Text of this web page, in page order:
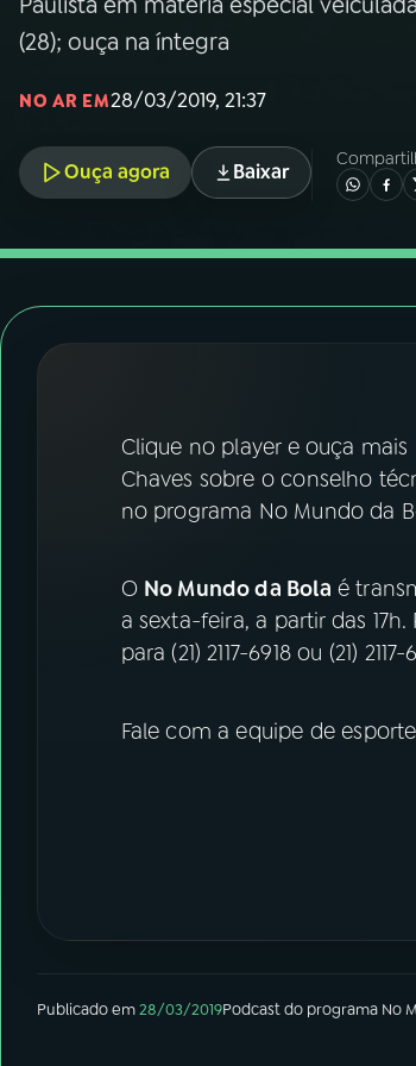
ÚLTIMAS
ACOMPANHE A RÁDIO NACIONAL
(28); ouça na íntegra
NO AR EM28/03/2019, 21:37
Ouça agora Baixar
Clique no player e ouça
Chaves sobre o conselho
no programa No Mundo da
O No Mundo da Bola é
a sexta-feira, a partir das
para (21) 2117-6918 ou (21) 2117-
Fale com a equipe de
Publicado em28/03/2019Podcastdo programa No